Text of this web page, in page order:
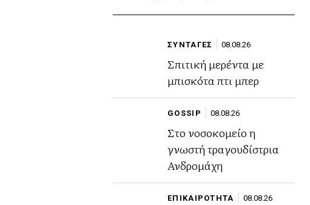
ΣΥΝΤΑΓΕΣ 08.08.26
Σπιτική μερέντα με
μπισκότα πτι μπερ
GOSSIP 08.08.26
Στο νοσοκομείο η
γνωστή τραγουδίστρια
Ανδρομάχη
ΕΠΙΚΑΙΡΟΤΗΤΑ 08.08.26